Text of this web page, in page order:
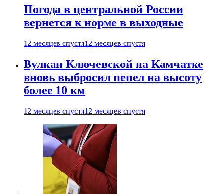
Погода в центральной России
вернется к норме в выходные
12 месяцев спустя12 месяцев спустя
Вулкан Ключевской на Камчатке
вновь выбросил пепел на высоту
более 10 км
12 месяцев спустя12 месяцев спустя